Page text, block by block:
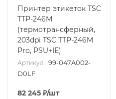
Принтер этикеток TSC
TTP-246M
(термотрансферный,
203dpi TSC TTP-246M
Pro, PSU+IE)
Артикул : 99-047A002-
D0LF
82 245 ₽/шт